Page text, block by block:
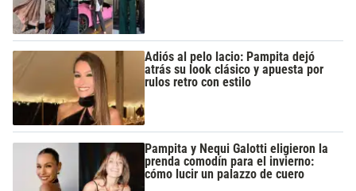
Adiós al pelo lacio: Pampita dejó
atrás su look clásico y apuesta por
rulos retro con estilo
Pampita y Nequi Galotti eligieron la
prenda comodín para el invierno:
cómo lucir un palazzo de cuero